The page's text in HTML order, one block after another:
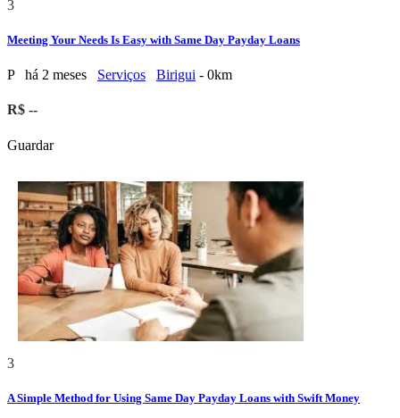
3
Meeting Your Needs Is Easy with Same Day Payday Loans
P há 2 meses Serviços Birigui - 0km
R$ --
Guardar
3
A Simple Method for Using Same Day Payday Loans with Swift Money